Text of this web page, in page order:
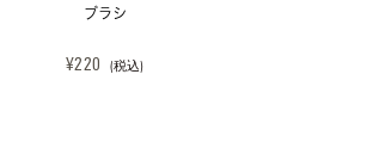
ブラシ
¥220 (税込)